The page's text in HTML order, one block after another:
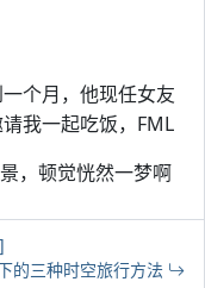
个月，他现任女友
我一起吃饭，FML
，顿觉恍然一梦啊
的三种时空旅行方法